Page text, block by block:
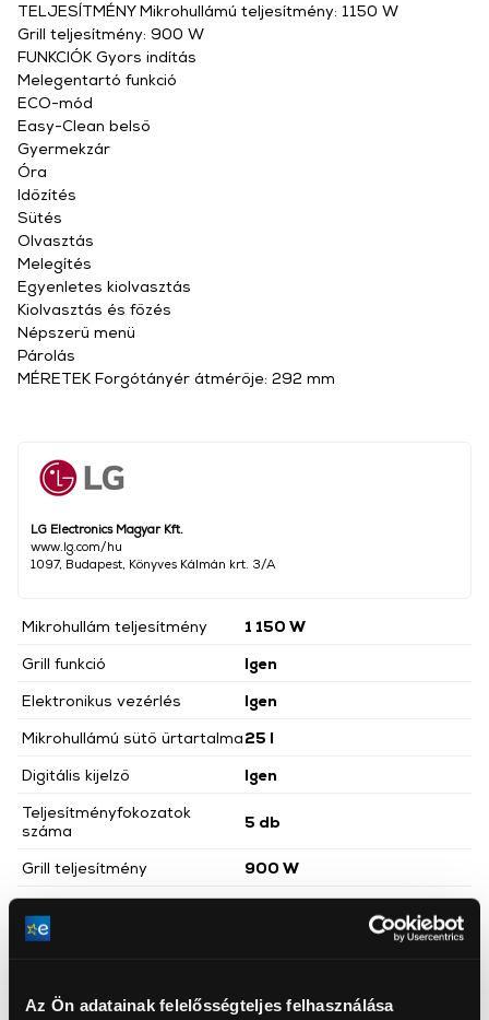
Az Ön adatainak felelősségteljes felhasználása
LG Electronics Magyar Kft.
www.lg.com/hu
1097, Budapest, Könyves Kálmán krt. 3/A
Mikrohullám teljesítmény
1 150 W
Grill funkció
Igen
Elektronikus vezérlés
Igen
Mikrohullámú sütő űrtartalma25 l
Digitális kijelző
Igen
Teljesítményfokozatok
száma
5 db
Grill teljesítmény
900 W
Magasság
27,2 cm
Mélység
Nettó súly
9,9 kg
TELJESÍTMÉNY Mikrohullámú teljesítmény: 1150 W
Grill teljesítmény: 900 W
FUNKCIÓK Gyors indítás
Melegentartó funkció
ECO-mód
Easy-Clean belső
Gyermekzár
Óra
Időzítés
Sütés
Olvasztás
Melegítés
Egyenletes kiolvasztás
Kiolvasztás és főzés
Népszerű menü
Párolás
MÉRETEK Forgótányér átmérője: 292 mm